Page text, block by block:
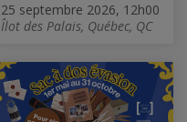
25 septembre 2026, 12h00
Îlot des Palais, Québec, QC